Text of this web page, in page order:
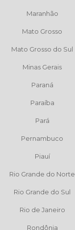
Maranhão
Mato Grosso
Mato Grosso do Sul
Minas Gerais
Paraná
Paraíba
Pará
Pernambuco
Piauí
Rio Grande do Norte
Rio Grande do Sul
Rio de Janeiro
Rondônia